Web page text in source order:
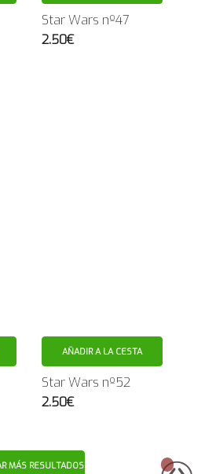
Star Wars nº47
2.50€
AÑADIR A LA CESTA
Star Wars nº52
2.50€
MÁS RESULTADOS